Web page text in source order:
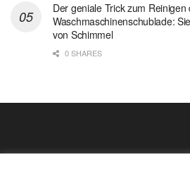
Der geniale Trick zum Reinigen
Waschmaschinenschublade:
von Schimmel
0 SHARES